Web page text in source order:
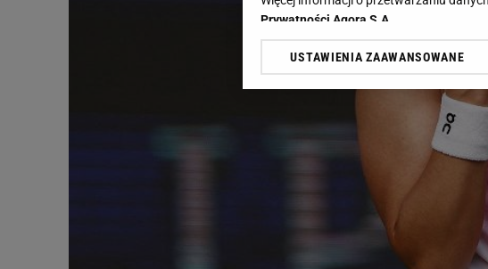
Prywatności Agora S.A.
Klikając „Akceptuję” wyrażasz też
Zaufanych Partnerów i Agora S.A. na
dotyczące plików cookie, wywołując
odnośnik „Ustawienia prywatności ” w
plików cookie możliwa jest także za
My, nasi Zaufani Partnerzy i Agora S.A.
Przechowywanie informacji na
badnie odbiorców i ulepszanie usług.
USTAWIENIA ZAAWANSOWANE